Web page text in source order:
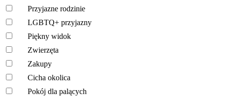
Przyjazne rodzinie
LGBTQ+ przyjazny
Piękny widok
Zwierzęta
Zakupy
Cicha okolica
Pokój dla palących